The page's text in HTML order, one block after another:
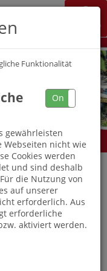
Job Map
(w/m/d)
/ Pflegeassistent
Funktionalität
On
gewährleisten
Webseiten nicht wie
Cookies werden
und sind deshalb
die Nutzung von
auf unserer
erforderlich. Aus
erforderliche
aktiviert werden.